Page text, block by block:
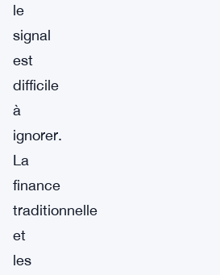
le
signal
est
difficile
à
ignorer.
La
finance
traditionnelle
et
les